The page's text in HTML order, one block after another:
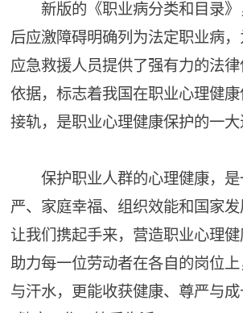
新版的《职业病分类和目录》
后应激障碍明确列为法定职业病
应急救援人员提供了强有力的法
依据，标志着我国在职业心理健
接轨，是职业心理健康保护的一大
保护职业人群的心理健康，是
严、家庭幸福、组织效能和国家发
让我们携起手来，营造职业心理健
助力每一位劳动者在各自的岗位
与汗水，更能收获健康、尊严与